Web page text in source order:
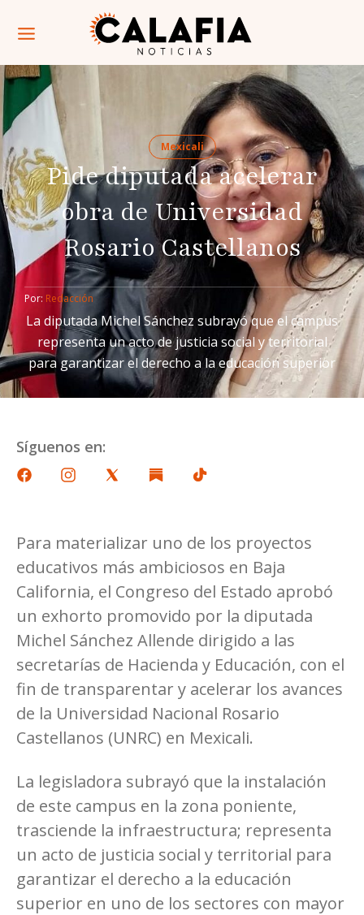
Mexicali
Pide diputada acelerar
obra de Universidad
Rosario Castellanos
Por: Redacción
La diputada Michel Sánchez subrayó que el campus
representa un acto de justicia social y territorial
para garantizar el derecho a la educación superior
Síguenos en:
Para materializar uno de los proyectos
educativos más ambiciosos en Baja
California, el Congreso del Estado aprobó
un exhorto promovido por la diputada
Michel Sánchez Allende dirigido a las
secretarías de Hacienda y Educación, con el
fin de transparentar y acelerar los avances
de la Universidad Nacional Rosario
Castellanos (UNRC) en Mexicali.
La legisladora subrayó que la instalación
de este campus en la zona poniente,
trasciende la infraestructura; representa
un acto de justicia social y territorial para
garantizar el derecho a la educación
superior en uno de los sectores con mayor